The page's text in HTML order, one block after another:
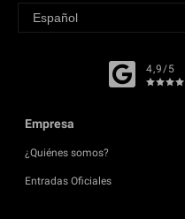
4,9/5
Empresa
¿Quiénes somos?
Entradas Oficiales